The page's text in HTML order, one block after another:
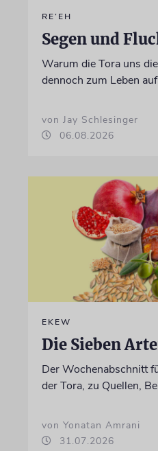
RE’EH
Segen und
Warum die Tora uns
dennoch zum Leben
von Jay Schlesinger
06.08.2026
EKEW
Die Sieben
Der Wochenabschnitt
der Tora, zu Quellen,
von Yonatan Amrani
31.07.2026